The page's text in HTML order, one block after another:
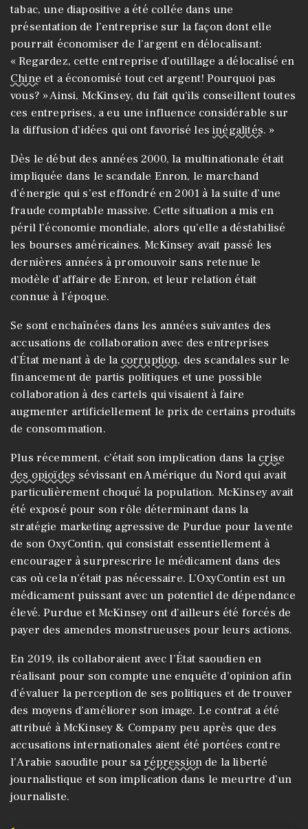
tabac, une diapositive a été collée dans une
présentation de l’entreprise sur la façon dont elle
pourrait économiser de l’argent en délocalisant:
« Regardez, cette entreprise d’outillage a délocalisé en
Chine et a économisé tout cet argent! Pourquoi pas
vous? » Ainsi, McKinsey, du fait qu’ils conseillent toutes
ces entreprises, a eu une influence considérable sur
la diffusion d’idées qui ont favorisé lesinégalités. »
Dès le début des années 2000, la multinationale était
impliquée dans le scandale Enron, le marchand
d’énergie qui s’est effondré en 2001 à la suite d’une
fraude comptable massive. Cette situation a mis en
péril l’économie mondiale, alors qu’elle a déstabilisé
les bourses américaines. McKinsey avait passé les
dernières années à promouvoir sans retenue le
modèle d’affaire de Enron, et leur relation était
connue à l’époque.
Se sont enchaînées dans les années suivantes des
accusations de collaboration avec des entreprises
d’État menant à de la corruption, des scandales sur le
financement de partis politiques et une possible
collaboration à des cartels qui visaient à faire
augmenter artificiellement le prix de certains produits
de consommation.
Plus récemment, c’était son implication dans la crise
des opioïdes sévissant en Amérique du Nord qui avait
particulièrement choqué la population. McKinsey avait
été exposé pour son rôle déterminant dans la
stratégie marketing agressive de Purdue pour la vente
de son OxyContin, qui consistait essentiellement à
encourager à surprescrire le médicament dans des
cas où cela n’était pas nécessaire. L’OxyContin est un
médicament puissant avec un potentiel de dépendance
élevé. Purdue et McKinsey ont d’ailleurs été forcés de
payer des amendes monstrueuses pour leurs actions.
En 2019, ils collaboraient avec l’État saoudien en
réalisant pour son compte une enquête d’opinion afin
d’évaluer la perception de ses politiques et de trouver
des moyens d’améliorer son image. Le contrat a été
attribué à McKinsey & Company peu après que des
accusations internationales aient été portées contre
l’Arabie saoudite pour sa répression de la liberté
journalistique et son implication dans le meurtre d’un
journaliste.